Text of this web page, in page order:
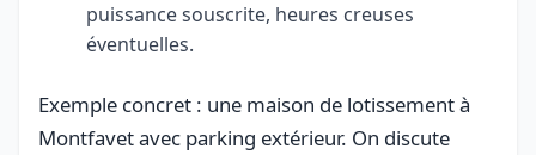
puissance souscrite, heures creuses
éventuelles.
Exemple concret : une maison de lotissement à
Montfavet avec parking extérieur. On discute